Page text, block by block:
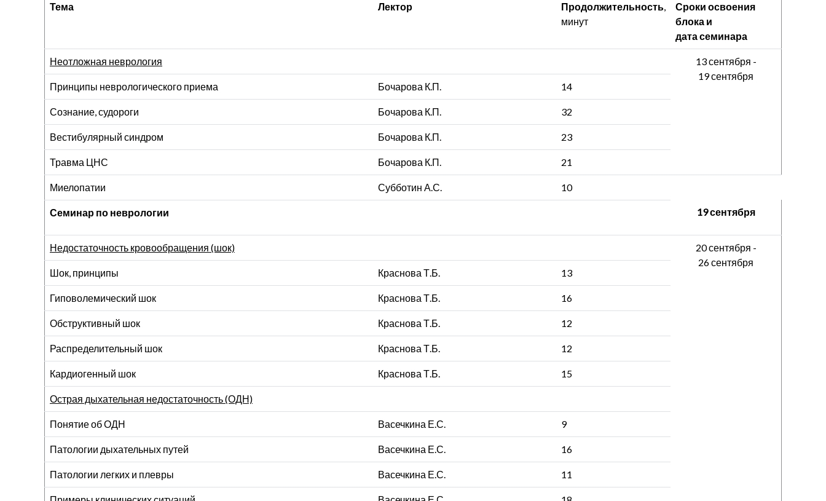
Тема Лектор Продолжительность,
минут
Сроки освоения
блока и
дата семинара
Неотложная неврология
13 сентября -
19 сентября
Принципы неврологического приема
Бочарова К.П. 14
Сознание, судороги Бочарова К.П. 32
Вестибулярный синдром Бочарова К.П. 23
Травма ЦНС Бочарова К.П. 21
Миелопатии Субботин А.С. 10
Семинар по неврологии 19 сентября
Недостаточность кровообращения (шок)
20 сентября -
26 сентября
Шок, принципы
Краснова Т.Б. 13
Гиповолемический шок Краснова Т.Б. 16
Обструктивный шок Краснова Т.Б. 12
Распределительный шок Краснова Т.Б. 12
Кардиогенный шок Краснова Т.Б. 15
Острая дыхательная недостаточность (ОДН)
Понятие об ОДН Васечкина Е.С. 9
Патологии дыхательных путей Васечкина Е.С. 16
Патологии легких и плевры Васечкина Е.С. 11